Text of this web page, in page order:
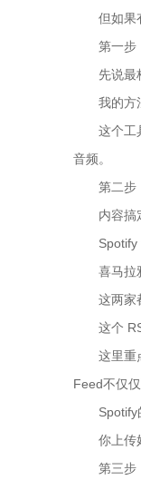
但如果
第一步
先说
我的方
这个工
音频。
第二步
内容搞
Spotify
喜马拉
这两家
这个
这里重
Feed不仅
Spotify
你上传
第三步